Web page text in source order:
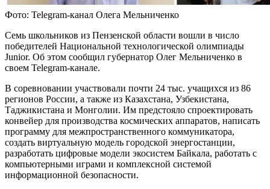
Фото: Telegram-канал Олега Мельниченко
Семь школьников из Пензенской области вошли в число
победителей Национальной технологической олимпиады
Junior. Об этом сообщил губернатор Олег Мельниченко в
своем Telegram-канале.
В соревновании участвовали почти 24 тыс. учащихся из 86
регионов России, а также из Казахстана, Узбекистана,
Таджикистана и Монголии. Им предстояло спроектировать
конвейер для производства космических аппаратов, написать
программу для межпространственного коммуникатора,
создать виртуальную модель городской энергостанции,
разработать цифровые модели экосистем Байкала, работать с
компьютерными играми и комплексной системой
информационной безопасности.